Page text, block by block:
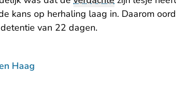
kans op herhaling laag in. Daarom
van 22 dagen.
Haag